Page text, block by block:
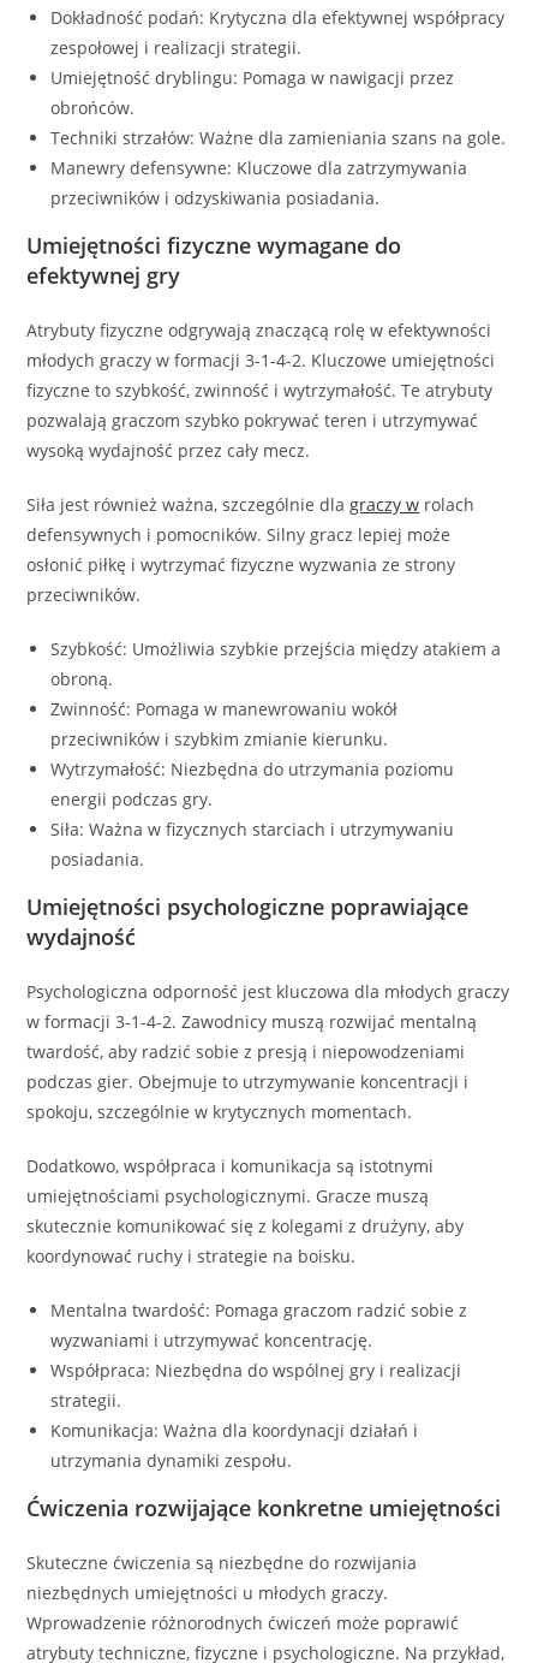
Dokładność podań: Krytyczna dla efektywnej współpracy
zespołowej i realizacji strategii.
Umiejętność dryblingu: Pomaga w nawigacji przez
obrońców.
Techniki strzałów: Ważne dla zamieniania szans na gole.
Manewry defensywne: Kluczowe dla zatrzymywania
przeciwników i odzyskiwania posiadania.
Umiejętności fizyczne wymagane do
efektywnej gry
Atrybuty fizyczne odgrywają znaczącą rolę w efektywności
młodych graczy w formacji 3-1-4-2. Kluczowe umiejętności
fizyczne to szybkość, zwinność i wytrzymałość. Te atrybuty
pozwalają graczom szybko pokrywać teren i utrzymywać
wysoką wydajność przez cały mecz.
Siła jest również ważna, szczególnie dla graczy w rolach
defensywnych i pomocników. Silny gracz lepiej może
osłonić piłkę i wytrzymać fizyczne wyzwania ze strony
przeciwników.
Szybkość: Umożliwia szybkie przejścia między atakiem a
obroną.
Zwinność: Pomaga w manewrowaniu wokół
przeciwników i szybkim zmianie kierunku.
Wytrzymałość: Niezbędna do utrzymania poziomu
energii podczas gry.
Siła: Ważna w fizycznych starciach i utrzymywaniu
posiadania.
Umiejętności psychologiczne poprawiające
wydajność
Psychologiczna odporność jest kluczowa dla młodych graczy
w formacji 3-1-4-2. Zawodnicy muszą rozwijać mentalną
twardość, aby radzić sobie z presją i niepowodzeniami
podczas gier. Obejmuje to utrzymywanie koncentracji i
spokoju, szczególnie w krytycznych momentach.
Dodatkowo, współpraca i komunikacja są istotnymi
umiejętnościami psychologicznymi. Gracze muszą
skutecznie komunikować się z kolegami z drużyny, aby
koordynować ruchy i strategie na boisku.
Mentalna twardość: Pomaga graczom radzić sobie z
wyzwaniami i utrzymywać koncentrację.
Współpraca: Niezbędna do wspólnej gry i realizacji
strategii.
Komunikacja: Ważna dla koordynacji działań i
utrzymania dynamiki zespołu.
Ćwiczenia rozwijające konkretne umiejętności
Skuteczne ćwiczenia są niezbędne do rozwijania
niezbędnych umiejętności u młodych graczy.
Wprowadzenie różnorodnych ćwiczeń może poprawić
atrybuty techniczne, fizyczne i psychologiczne. Na przykład,